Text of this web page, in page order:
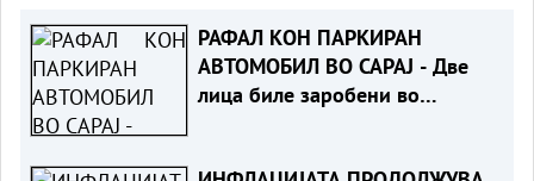
РАФАЛ КОН ПАРКИРАН
АВТОМОБИЛ ВО САРАЈ - Две
лица биле заробени во